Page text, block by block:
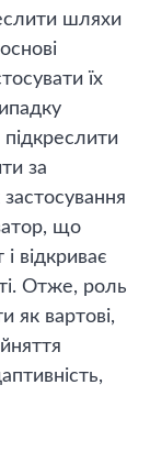
шляхи
їх
за
що
відкриває
Отже, роль
як вартові,